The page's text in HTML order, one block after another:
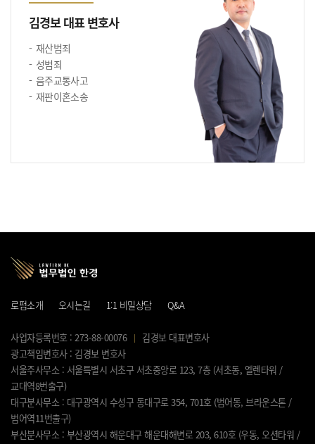
김경보 대표 변호사
재산범죄
성범죄
음주교통사고
재판이혼소송
로펌소개 오시는길 1:1 비밀상담 Q&A
사업자등록번호 : 273-88-00076
김경보 대표변호사
광고책임변호사 : 김경보 변호사
서울주사무소 : 서울특별시 서초구 서초중앙로 123, 7층 (서초동, 엘렌타워 /
교대역8번출구)
대구분사무소 : 대구광역시 수성구 동대구로 354, 701호 (범어동, 브라운스톤 /
범어역11번출구)
부산분사무소 : 부산광역시 해운대구 해운대해변로 203, 610호 (우동, 오션타워 /